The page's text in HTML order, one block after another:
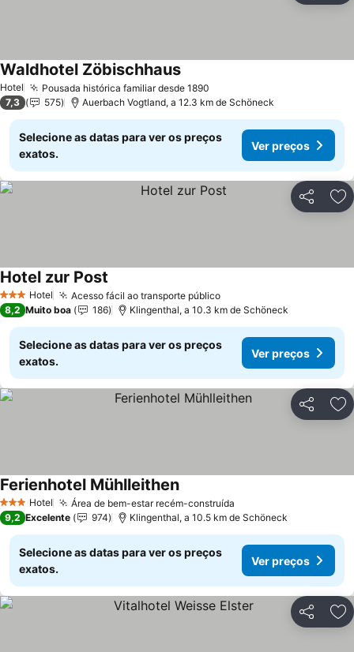
Hotel Pousada histórica familiar desde 1890
Waldhotel ZöbischhausVer preços
7,3 575 Auerbach Vogtland, a 12.3 km de Schöneck
Selecione as datas para ver os preços
exatos.
Ver preços
Partilhar
3 EstrelasHotel Acesso fácil ao transporte públicoVer preços
Hotel zur Post
8,2 Muito boa 186 Klingenthal, a 10.3 km de Schöneck
Selecione as datas para ver os preços
exatos.
Ver preços
Partilhar
3 EstrelasHotel Área de bem-estar recém-construída
Ferienhotel MühlleithenVer preços
9,2 Excelente 974 Klingenthal, a 10.5 km de Schöneck
Selecione as datas para ver os preços
exatos.
Ver preços
Partilhar